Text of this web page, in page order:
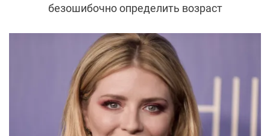
безошибочно определить возраст
руки – главные маркеры старения.
Обычно повышенный уход достается лицу
и рукам, а шея остается забытой. Такое
невнимание к деталям часто выходит
боком: контур плывет, а подбородочный
угол теряет четкость. Как же